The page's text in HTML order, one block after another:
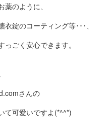
のように、
錠のコーティング等･･･、
ごく安心できます。
さんの
て可愛いですよ(*^^*)